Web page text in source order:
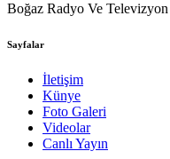
Boğaz Radyo Ve Televizyon
Sayfalar
İletişim
Künye
Foto Galeri
Videolar
Canlı Yayın